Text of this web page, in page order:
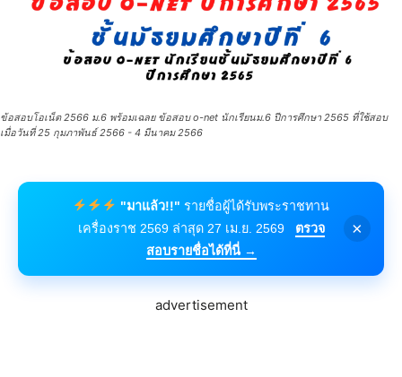
ข้อสอบโอเน็ต 2566 ม.6 พร้อมเฉลย ข้อสอบ o-net นักเรียนม.6 ปีการศึกษา 2565 ที่ใช้สอบ
เมื่อวันที่ 25 กุมภาพันธ์ 2566 - 4 มีนาคม 2566
"มาแล้ว!!" รายชื่อผู้ได้รับพระราชทาน
เครื่องราช 2569 ล่าสุด 27 เม.ย. 2569
ตรวจ
สอบรายชื่อได้ที่นี่ →
×
advertisement